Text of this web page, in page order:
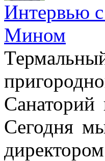
Интервью
Мином
Сегодня